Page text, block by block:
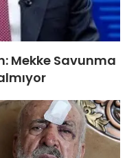
Mekke Savunma